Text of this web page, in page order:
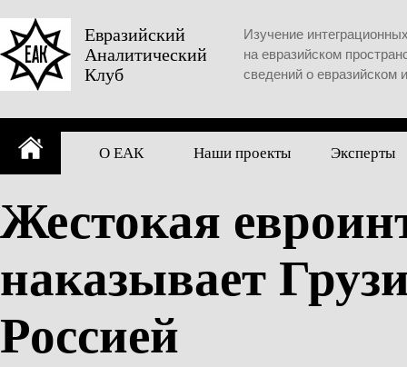
to
content
Евразийский
Аналитический
Клуб
Изучение
на евразийском
сведений о евразийском
О ЕАК Наши проекты Эксперты
Жестокая
наказывает
Россией